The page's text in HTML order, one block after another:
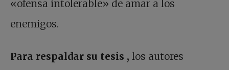
«ofensa intolerable» de amar a los
enemigos.
Para respaldar su tesis , los autores